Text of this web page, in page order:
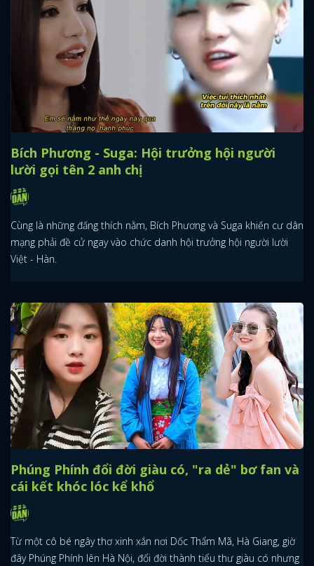
Bích Phương - Suga: Hội trưởng hội người
lười gọi tên 2 anh chị
Cùng là những đấng thích nằm, Bích Phương và Suga khiến cư dân
mạng phải đề cử ngay vào chức danh hội trưởng hội người lười
Việt - Hàn.
Phúng Phính đổi đời giàu có, "ra dẻ" bơ fan và
cái kết khóc lóc kể khổ
Từ một cô bé ngây thơ xinh xắn nơi Dốc Thẩm Mã, Hà Giang, giờ
đây Phúng Phính lên Hà Nội, đổi đời thành tiểu thư giàu có nhưng